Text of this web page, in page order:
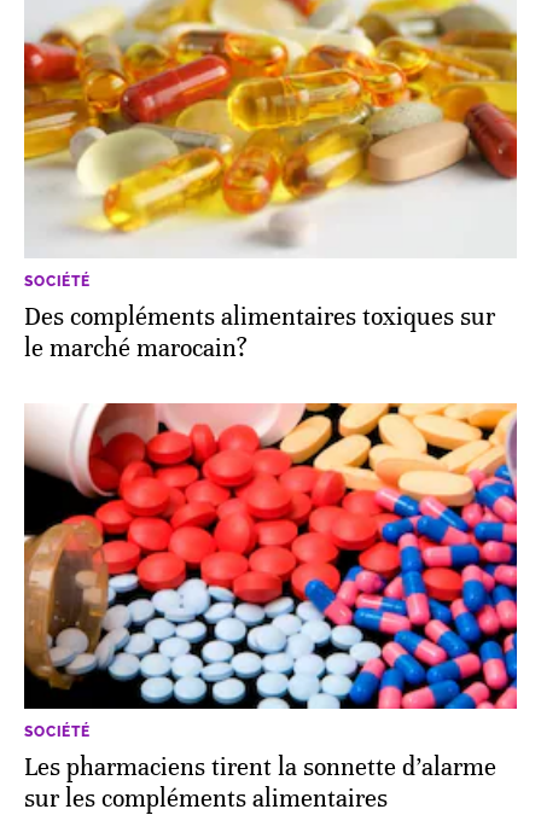
SOCIÉTÉ
Des compléments alimentaires toxiques sur
le marché marocain?
SOCIÉTÉ
Les pharmaciens tirent la sonnette d’alarme
sur les compléments alimentaires